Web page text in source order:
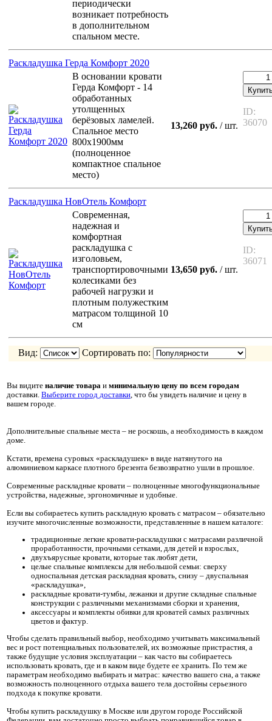
периодически
возникает потребность
в дополнительном
спальном месте.
Раскладушка Герда Комфорт 2020
В основании кровати
Герда Комфорт - 14
обработанных
утолщенных
берёзовых ламелей.
Спальное место
800х1900мм
(полноценное
компактное спальное
место)
13,260 руб. / шт.
ID:
36070
Раскладушка НовОтель Комфорт
Современная,
надежная и
комфортная
раскладушка с
изголовьем,
транспортировочными
колесиками без
рабочей нагрузки и
плотным полужестким
матрасом толщиной 10
см
13,650 руб. / шт.
ID:
36071
Вид: Сортировать по:
Вы видите наличие товара и минимальную цену по всем городам
доставки. Выберите город доставки, что бы увидеть наличие и цену в
вашем городе.
Дополнительные спальные места – не роскошь, а необходимость в каждом
доме.
Кстати, времена суровых «раскладушек» в виде натянутого на
алюминиевом каркасе плотного брезента безвозвратно ушли в прошлое.
Современные раскладные кровати – полноценные многофункциональные
устройства, надежные, эргономичные и удобные.
Если вы собираетесь купить раскладную кровать с матрасом – обязательно
изучите многочисленные возможности, представленные в нашем каталоге:
традиционные легкие кровати-раскладушки с матрасами различной
проработанности, прочными сетками, для детей и взрослых,
двухъярусные кровати, которые так любят дети,
целые спальные комплексы для небольшой семьи: сверху
односпальная детская раскладная кровать, снизу – двуспальная
«раскладушка»,
раскладные кровати-тумбы, лежанки и другие складные спальные
конструкции с различными механизмами сборки и хранения,
аксессуары и комплекты обивки для кроватей самых различных
цветов и фактур.
Чтобы сделать правильный выбор, необходимо учитывать максимальный
вес и рост потенциальных пользователей, их возможные пристрастия, а
также будущие условия эксплуатации – как часто вы собираетесь
использовать кровать, где и в каком виде будете ее хранить. По тем же
параметрам необходимо выбирать и матрас: качество вашего сна, а также
возможность полноценного отдыха вашего тела достойны серьезного
подхода к покупке кровати.
Чтобы купить раскладушку в Москве или другом городе Российской